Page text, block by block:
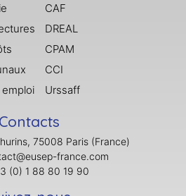
emploi
CAF
DREAL
CPAM
CCI
Urssaff
Contacts
75008 Paris (France)
france.com
(0) 1 88 80 19 90